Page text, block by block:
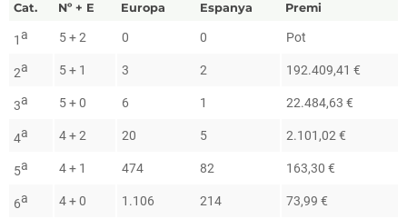
Europa Espanya
1a 5 + 2 0 0 Pot
2a 5 + 1 3 2 192.409,41 €
3a 5 + 0 6 1 22.484,63 €
4a 4 + 2 20 5 2.101,02 €
5a 4 + 1 474 82 163,30 €
6a 4 + 0 1.106 214 73,99 €